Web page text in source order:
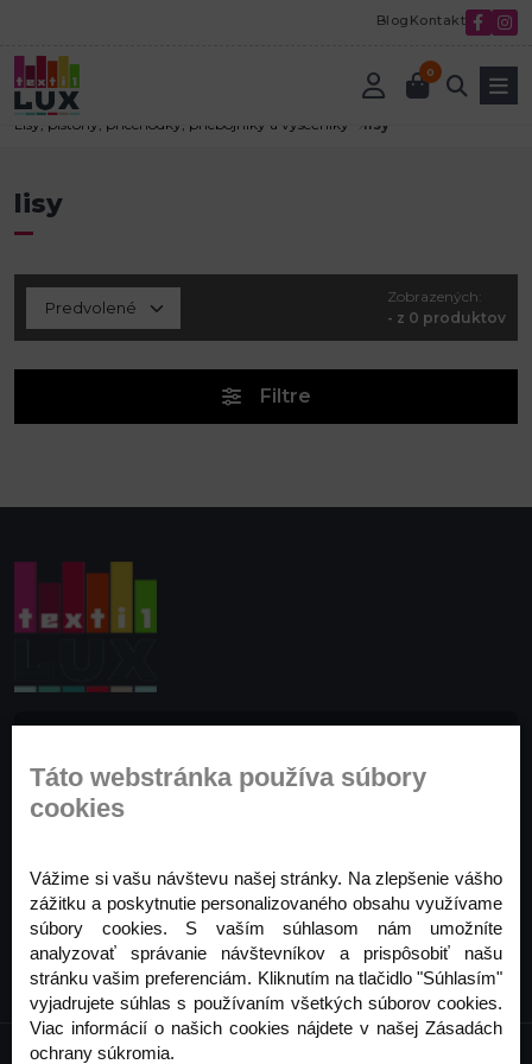
Blog Kontakt
0
Úvod
Lisy, pistóny, priechodky, priebojníky a výsečníky
lisy
lisy
Zobrazených:
- z 0 produktov
Filtre
Buďte prvý, kto to vie. Zaregistrujte sa na odber
noviniek ešte dnes
Odoberať
Táto webstránka používa súbory
cookies
Vážime si vašu návštevu našej stránky. Na zlepšenie vášho
zážitku a poskytnutie personalizovaného obsahu využívame
súbory cookies. S vaším súhlasom nám umožníte
analyzovať správanie návštevníkov a prispôsobiť našu
stránku vašim preferenciám. Kliknutím na tlačidlo "Súhlasím"
vyjadrujete súhlas s používaním všetkých súborov cookies.
Viac informácií o našich cookies nájdete v našej Zásadách
ochrany súkromia.